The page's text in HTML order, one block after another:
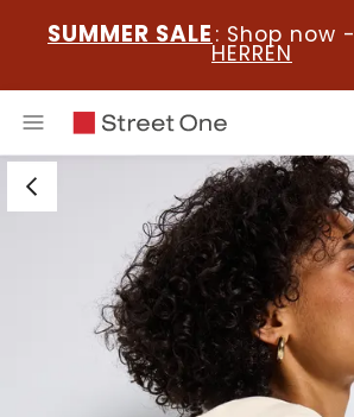
SUMMER SALE : Shop now -
HERREN